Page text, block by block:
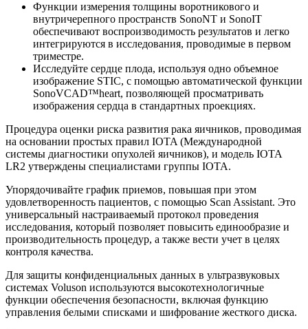
Функции измерения толщины воротникового и
внутричерепного пространств SonoNT и SonoIT
обеспечивают воспроизводимость результатов и легко
интегрируются в исследования, проводимые в первом
триместре.
Исследуйте сердце плода, используя одно объемное
изображение STIC, с помощью автоматической функции
SonoVCAD™heart, позволяющей просматривать
изображения сердца в стандартных проекциях.
Процедура оценки риска развития рака яичников, проводимая
на основании простых правил IOTA (Международной
системы диагностики опухолей яичников), и модель IOTA
LR2 утверждены специалистами группы IOTA.
Упорядочивайте график приемов, повышая при этом
удовлетворенность пациентов, с помощью Scan Assistant. Это
универсальный настраиваемый протокол проведения
исследования, который позволяет повысить единообразие и
производительность процедур, а также вести учет в целях
контроля качества.
Для защиты конфиденциальных данных в ультразвуковых
системах Voluson используются высокотехнологичные
функции обеспечения безопасности, включая функцию
управления белыми списками и шифрование жесткого диска.